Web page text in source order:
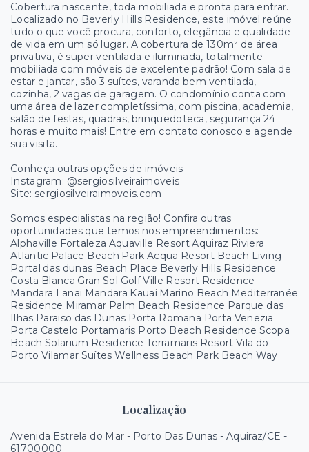
Cobertura nascente, toda mobiliada e pronta para entrar.
Localizado no Beverly Hills Residence, este imóvel reúne
tudo o que você procura, conforto, elegância e qualidade
de vida em um só lugar. A cobertura de 130m² de área
privativa, é super ventilada e iluminada, totalmente
mobiliada com móveis de excelente padrão! Com sala de
estar e jantar, são 3 suítes, varanda bem ventilada,
cozinha, 2 vagas de garagem. O condomínio conta com
uma área de lazer completíssima, com piscina, academia,
salão de festas, quadras, brinquedoteca, segurança 24
horas e muito mais! Entre em contato conosco e agende
sua visita.
Conheça outras opções de imóveis
Instagram: @sergiosilveiraimoveis
Site: sergiosilveiraimoveis.com
Somos especialistas na região! Confira outras
oportunidades que temos nos empreendimentos:
Alphaville Fortaleza Aquaville Resort Aquiraz Riviera
Atlantic Palace Beach Park Acqua Resort Beach Living
Portal das dunas Beach Place Beverly Hills Residence
Costa Blanca Gran Sol Golf Ville Resort Residence
Mandara Lanai Mandara Kauai Marino Beach Mediterranée
Residence Miramar Palm Beach Residence Parque das
Ilhas Paraiso das Dunas Porta Romana Porta Venezia
Porta Castelo Portamaris Porto Beach Residence Scopa
Beach Solarium Residence Terramaris Resort Vila do
Porto Vilamar Suítes Wellness Beach Park Beach Way
Localização
Avenida Estrela do Mar - Porto Das Dunas - Aquiraz/CE -
61700000